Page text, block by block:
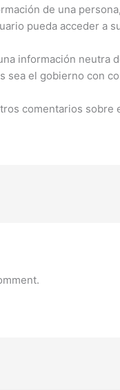
de una
pueda acceder a
información neutra
sea el gobierno con
comentarios